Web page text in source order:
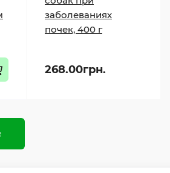
заболеваниях
почек, 400 г
268.00грн.